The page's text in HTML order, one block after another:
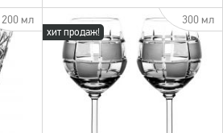
200 мл
хит продаж!
300 мл